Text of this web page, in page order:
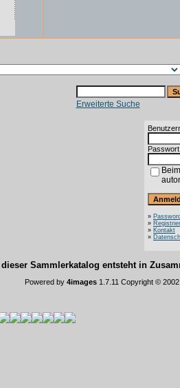
Erweiterte Suche
»
»
» Kontakt
»
dieser Sammlerkatalog entsteht in
Powered by 4images 1.7.11 Copyright ©